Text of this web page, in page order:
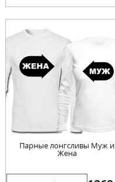
Парные лонгсливы Муж и
Жена